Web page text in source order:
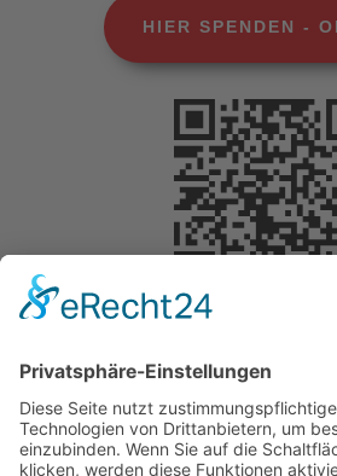
HIER SPENDEN -
Selbstverständlich können Sie
steuerlich geltend machen. Für
Euro benötigen Sie keine